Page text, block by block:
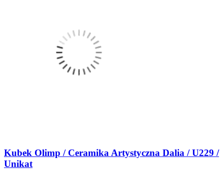
Kubek Olimp / Ceramika Artystyczna Dalia / U229 /
Unikat